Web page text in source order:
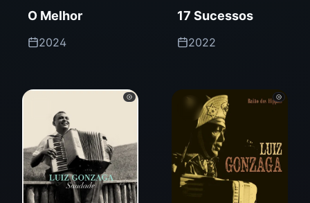
O Melhor
2024
17 Sucessos
2022